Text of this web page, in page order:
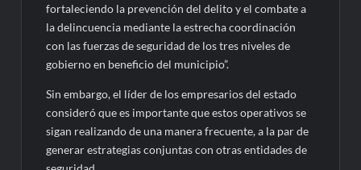
fortaleciendo la prevención del delito y el combate a
la delincuencia mediante la estrecha coordinación
con las fuerzas de seguridad de los tres niveles de
gobierno en beneficio del municipio”.
Sin embargo, el líder de los empresarios del estado
consideró que es importante que estos operativos se
sigan realizando de una manera frecuente, a la par de
generar estrategias conjuntas con otras entidades de